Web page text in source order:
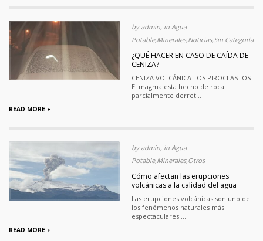
by admin, in Agua
Potable,Minerales,Noticias,Sin Categoría
¿QUÉ HACER EN CASO DE CAÍDA DE
CENIZA?
CENIZA VOLCÁNICA LOS PIROCLASTOS
El magma esta hecho de roca
parcialmente derret...
READ MORE +
by admin, in Agua
Potable,Minerales,Otros
Cómo afectan las erupciones
volcánicas a la calidad del agua
Las erupciones volcánicas son uno de
los fenómenos naturales más
espectaculares ...
READ MORE +